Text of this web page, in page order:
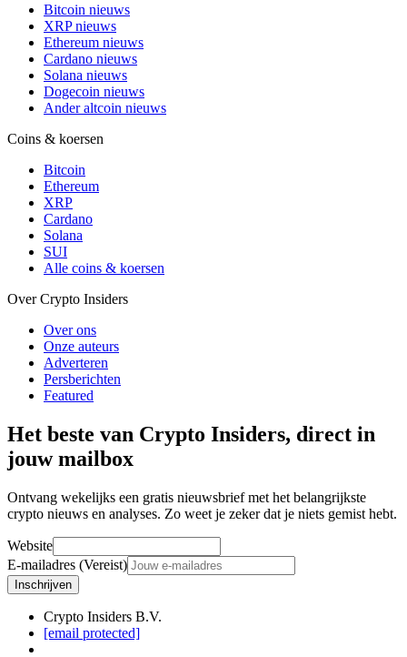
Bitcoin nieuws
XRP nieuws
Ethereum nieuws
Cardano nieuws
Solana nieuws
Dogecoin nieuws
Ander altcoin nieuws
Coins & koersen
Bitcoin
Ethereum
XRP
Cardano
Solana
SUI
Alle coins & koersen
Over Crypto Insiders
Over ons
Onze auteurs
Adverteren
Persberichten
Featured
Het beste van Crypto Insiders, direct in
jouw mailbox
Ontvang wekelijks een gratis nieuwsbrief met het belangrijkste
crypto nieuws en analyses. Zo weet je zeker dat je niets gemist hebt.
Website
E-mailadres (Vereist)
Inschrijven
Crypto Insiders B.V.
[email protected]